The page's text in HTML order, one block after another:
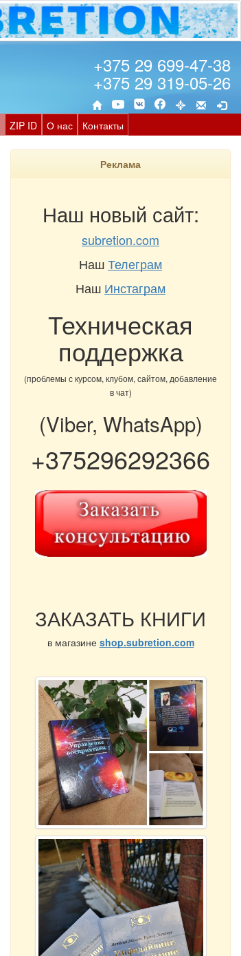
+375 29 699-47-38
+375 29 319-05-26
ZIP ID О нас Контакты
Реклама
Наш новый сайт:
subretion.com
НашТелеграм
Наш Инстаграм
Техническая
поддержка
(проблемы с курсом, клубом, сайтом, добавление
в чат)
(Viber, WhatsApp)
+375296292366
ЗАКАЗАТЬ КНИГИ
в магазине shop.subretion.com